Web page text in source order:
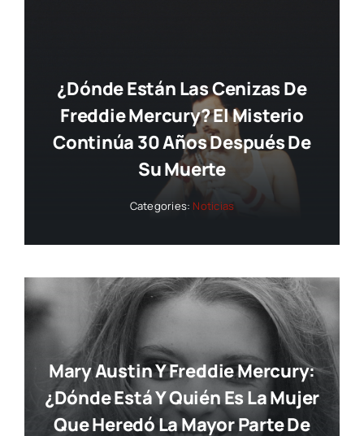
¿Dónde Están Las Cenizas De
Freddie Mercury? El Misterio
Continúa 30 Años Después De
Su Muerte
Categories: Noticias
Mary Austin Y Freddie Mercury:
¿dónde Está Y Quién Es La Mujer
Que Heredó La Mayor Parte De